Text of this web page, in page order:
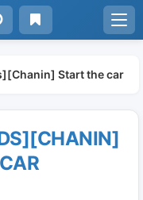
Start the car